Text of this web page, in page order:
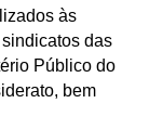
às
das
Público do
bem